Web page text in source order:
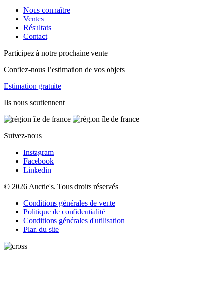
Nous connaître
Ventes
Résultats
Contact
Participez à notre prochaine vente
Confiez-nous l’estimation de vos objets
Estimation gratuite
Ils nous soutiennent
Suivez-nous
Instagram
Facebook
Linkedin
© 2026 Auctie's. Tous droits réservés
Conditions générales de vente
Politique de confidentialité
Conditions générales d'utilisation
Plan du site